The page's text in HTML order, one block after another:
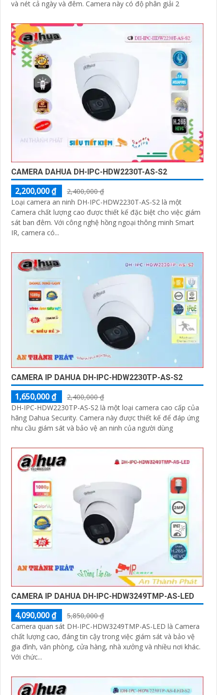
và nét cả ngày và đêm. Camera này có độ phân giải 2
CAMERA DAHUA DH-IPC-HDW2230T-AS-S2
2,200,000 ₫
2,400,000 ₫
Loại camera an ninh DH-IPC-HDW2230T-AS-S2 là một
Camera chất lượng cao được thiết kế đặc biệt cho việc giám
sát ban đêm. Với công nghệ hồng ngoại thông minh Smart
IR, camera có...
CAMERA IP DAHUA DH-IPC-HDW2230TP-AS-S2
1,650,000 ₫
2,400,000 ₫
DH-IPC-HDW2230TP-AS-S2 là một loại camera cao cấp của
hãng Dahua Security. Camera này được thiết kế để đáp ứng
nhu cầu giám sát và bảo vệ an ninh của người dùng
CAMERA IP DAHUA DH-IPC-HDW3249TMP-AS-LED
4,090,000 ₫
5,850,000 ₫
Camera quan sát DH-IPC-HDW3249TMP-AS-LED là Camera
chất lượng cao, đáng tin cậy trong việc giám sát và bảo vệ
gia đình, văn phòng, cửa hàng, nhà xưởng và nhiều nơi khác.
Với chức...